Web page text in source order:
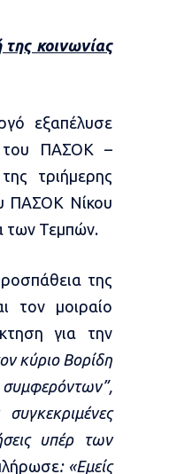
κοινωνίας
εξαπέλυσε
του ΠΑΣΟΚ –
τριήμερης
ΠΑΣΟΚ Νίκου
των Τεμπών.
της
τον μοιραίο
για την
κύριο Βορίδη
συμφερόντων”,
υπέρ των
: «Εμείς